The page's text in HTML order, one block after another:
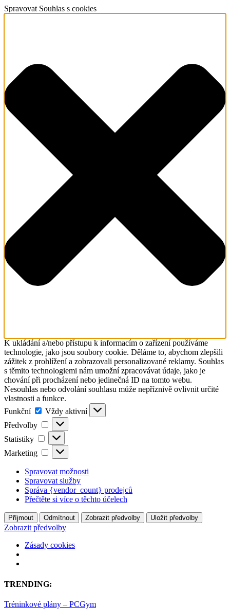
Spravovat Souhlas s cookies
K ukládání a/nebo přístupu k informacím o zařízení používáme
technologie, jako jsou soubory cookie. Děláme to, abychom zlepšili
zážitek z prohlížení a zobrazovali personalizované reklamy. Souhlas
s těmito technologiemi nám umožní zpracovávat údaje, jako je
chování při procházení nebo jedinečná ID na tomto webu.
Nesouhlas nebo odvolání souhlasu může nepříznivě ovlivnit určité
vlastnosti a funkce.
Funkční
Funkční
Vždy aktivní
Předvolby
Předvolby
Statistiky Statistiky
Marketing Marketing
Spravovat možnosti
Spravovat služby
Správa {vendor_count} prodejců
Přečtěte si více o těchto účelech
Příjmout Odmítnout Zobrazit předvolby Uložit předvolby
Zobrazit předvolby
Zásady cookies
TRENDING:
Tréninkové plány – PCGym